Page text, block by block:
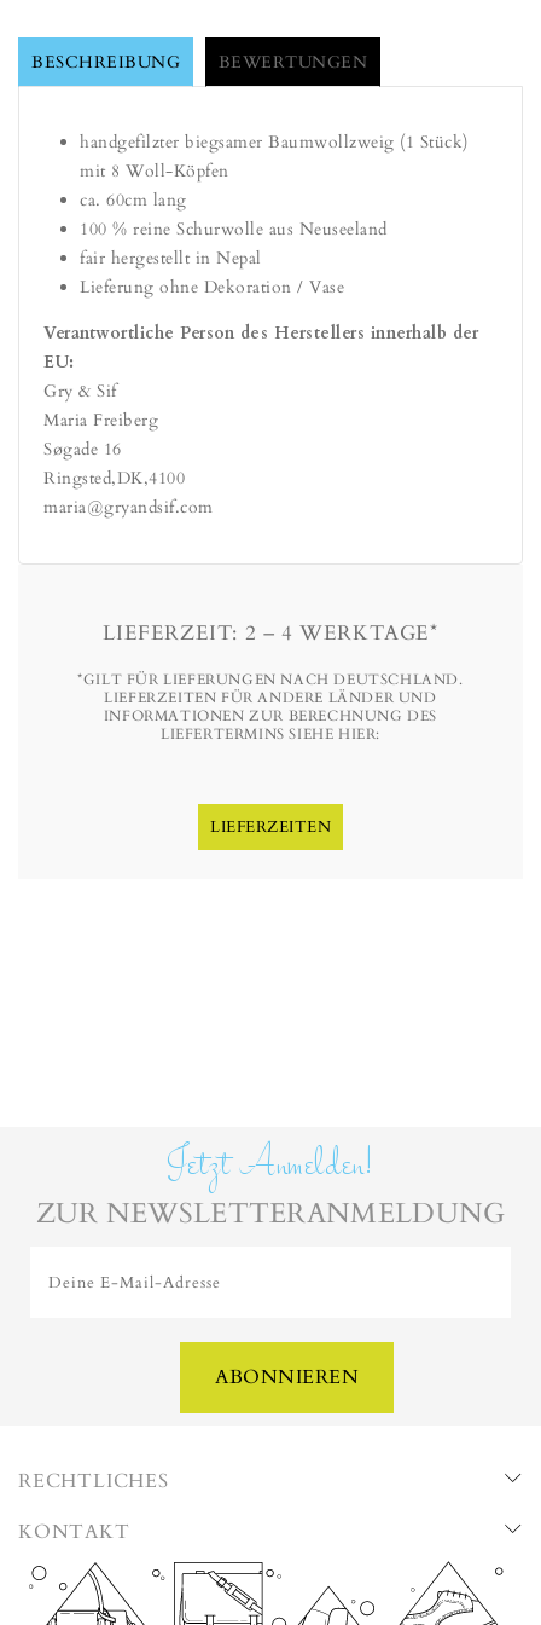
BESCHREIBUNG BEWERTUNGEN
handgefilzter biegsamer Baumwollzweig (1 Stück)
mit 8 Woll-Köpfen
ca. 60cm lang
100 % reine Schurwolle aus Neuseeland
fair hergestellt in Nepal
Lieferung ohne Dekoration / Vase
Verantwortliche Person des Herstellers innerhalb der
EU:
Gry & Sif
Maria Freiberg
Søgade 16
Ringsted,DK,4100
maria@gryandsif.com
LIEFERZEIT: 2 – 4 WERKTAGE*
*GILT FÜR LIEFERUNGEN NACH DEUTSCHLAND.
LIEFERZEITEN FÜR ANDERE LÄNDER UND
INFORMATIONEN ZUR BERECHNUNG DES
LIEFERTERMINS SIEHE HIER:
LIEFERZEITEN
Jetzt Anmelden!
ZUR NEWSLETTERANMELDUNG
Deine E-Mail-Adresse
ABONNIEREN
RECHTLICHES
KONTAKT